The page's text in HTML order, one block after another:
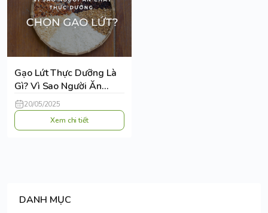
Gạo Lứt Thực Dưỡng Là
Gì? Vì Sao Người Ăn
Chay Thực Dưỡng Chọn
Gạo Lứt?
20/05/2025
Xem chi tiết
DANH MỤC